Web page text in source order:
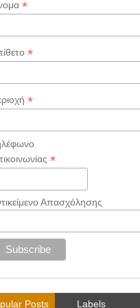
*
*
*
*
Απασχόλησης
Posts Labels